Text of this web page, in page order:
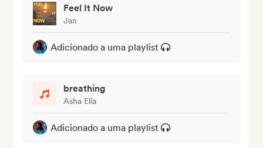
Feel It Now
Jan
Adicionado a uma playlist
breathing
Asha Elia
Adicionado a uma playlist